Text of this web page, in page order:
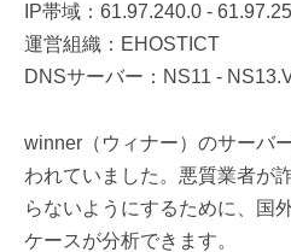
IP帯域：61.97.240.0 -
運営組織：EHOSTICT
DNSサーバー：NS11 -
winner（ウィナー）のサーバ
われていました。悪質業者が
らないようにするために、国
ケースが分析できます。